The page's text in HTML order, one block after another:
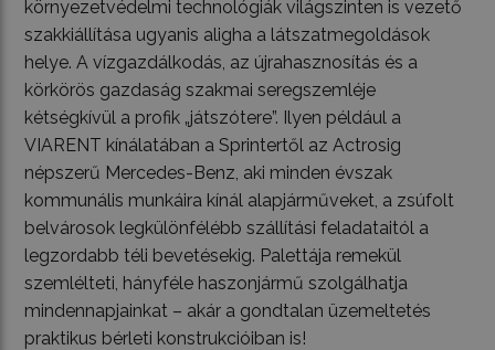
környezetvédelmi technológiák világszinten is vezető
szakkiállítása ugyanis aligha a látszatmegoldások
helye. A vízgazdálkodás, az újrahasznosítás és a
körkörös gazdaság szakmai seregszemléje
kétségkívül a profik „játszótere”. Ilyen például a
VIARENT kínálatában a Sprintertől az Actrosig
népszerű Mercedes-Benz, aki minden évszak
kommunális munkáira kínál alapjárműveket, a zsúfolt
belvárosok legkülönfélébb szállítási feladataitól a
legzordabb téli bevetésekig. Palettája remekül
szemlélteti, hányféle haszonjármű szolgálhatja
mindennapjainkat – akár a gondtalan üzemeltetés
praktikus bérleti konstrukcióiban is!